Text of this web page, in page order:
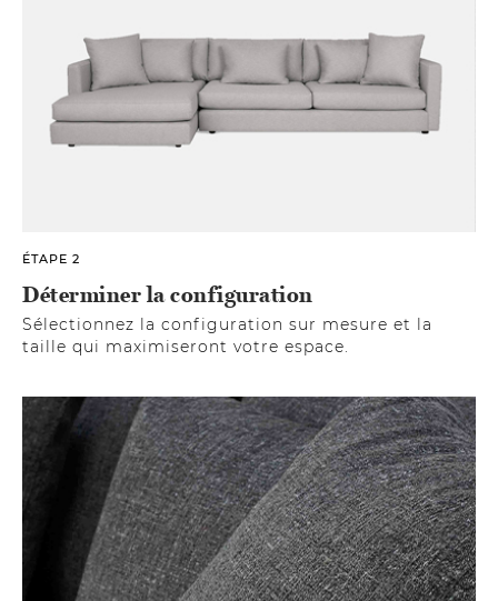
ÉTAPE 2
Déterminer la configuration
Sélectionnez la configuration sur mesure et la
taille qui maximiseront votre espace.